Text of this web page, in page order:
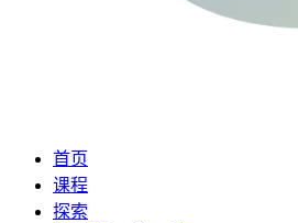
首页
课程
探索